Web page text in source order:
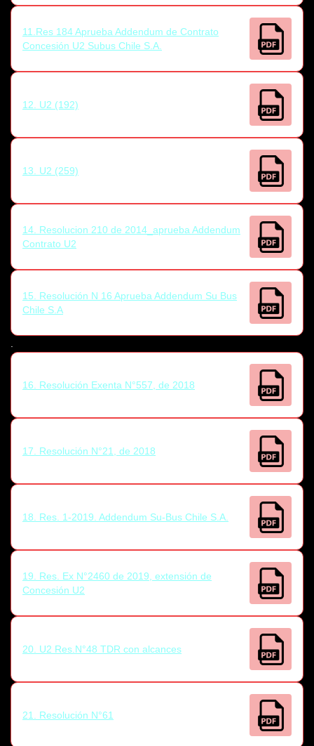
11.Res 184 Aprueba Addendum de Contrato
Concesión U2 Subus Chile S.A.
12. U2 (192)
13. U2 (259)
14. Resolucion 210 de 2014_aprueba Addendum
Contrato U2
15. Resolución N 16 Aprueba Addendum Su Bus
Chile S.A
16. Resolución Exenta N°557, de 2018
17. Resolución N°21, de 2018
18. Res. 1-2019. Addendum Su-Bus Chile S.A.
19. Res. Ex N°2460 de 2019, extensión de
Concesión U2
20. U2 Res.N°48 TDR con alcances
21. Resolución N°61